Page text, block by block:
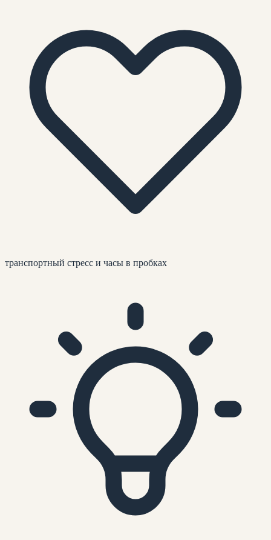
транспортный стресс и часы в пробках